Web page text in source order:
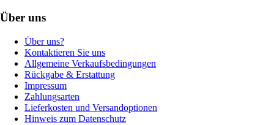
Über uns
Über uns?
Kontaktieren Sie uns
Allgemeine Verkaufsbedingungen
Rückgabe & Erstattung
Impressum
Zahlungsarten
Lieferkosten und Versandoptionen
Hinweis zum Datenschutz